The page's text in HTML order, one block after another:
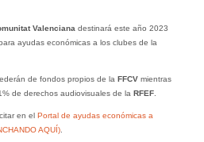
Valencianadestinará este año 2023
ayudas económicas a los clubes de la
de fondos propios de la FFCVmientras
de derechos audiovisuales de la RFEF.
en el
Portal de ayudas económicas a
AQUÍ).